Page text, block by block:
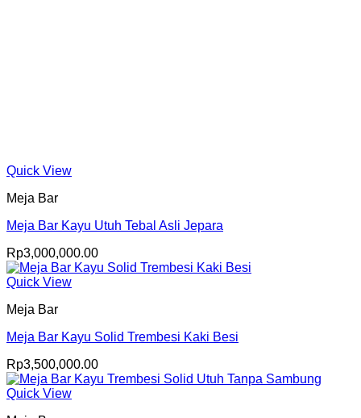
Quick View
Meja Bar
Meja Bar Kayu Utuh Tebal Asli Jepara
Rp3,000,000.00
Quick View
Meja Bar
Meja Bar Kayu Solid Trembesi Kaki Besi
Rp3,500,000.00
Quick View